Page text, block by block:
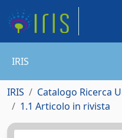
IRIS
IRIS Catalogo Ricerca
1.1 Articolo in rivista